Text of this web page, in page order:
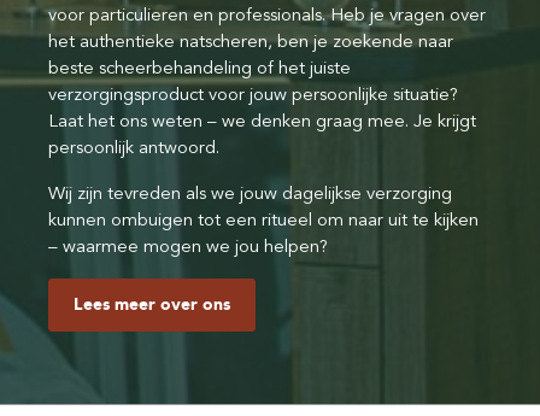
voor particulieren en professionals. Heb je vragen over
het authentieke natscheren, ben je zoekende naar
beste scheerbehandeling of het juiste
verzorgingsproduct voor jouw persoonlijke situatie?
Laat het ons weten – we denken graag mee. Je krijgt
persoonlijk antwoord.
Wij zijn tevreden als we jouw dagelijkse verzorging
kunnen ombuigen tot een ritueel om naar uit te kijken
– waarmee mogen we jou helpen?
Lees meer over ons